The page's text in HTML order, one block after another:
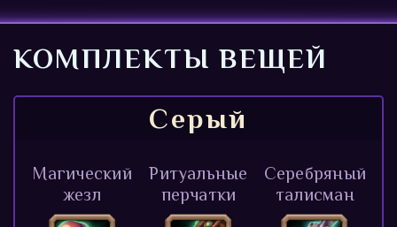
КОМПЛЕКТЫ ВЕЩЕЙ
Серый
Магический
жезл
Ритуальные
перчатки
Серебряный
талисман